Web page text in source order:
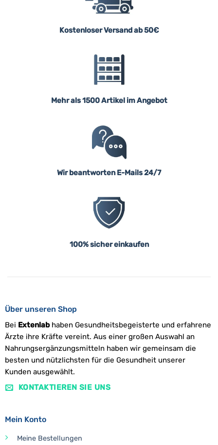
Kostenloser Versand ab 50€
Mehr als 1500 Artikel im Angebot
Wir beantworten E-Mails 24/7
100% sicher einkaufen
Über unseren Shop
Bei Extenlabhaben Gesundheitsbegeisterte und erfahrene
Ärzte ihre Kräfte vereint. Aus einer großen Auswahl an
Nahrungsergänzungsmitteln haben wir gemeinsam die
besten und nützlichsten für die Gesundheit unserer
Kunden ausgewählt.
KONTAKTIEREN SIE UNS
Mein Konto
Meine Bestellungen